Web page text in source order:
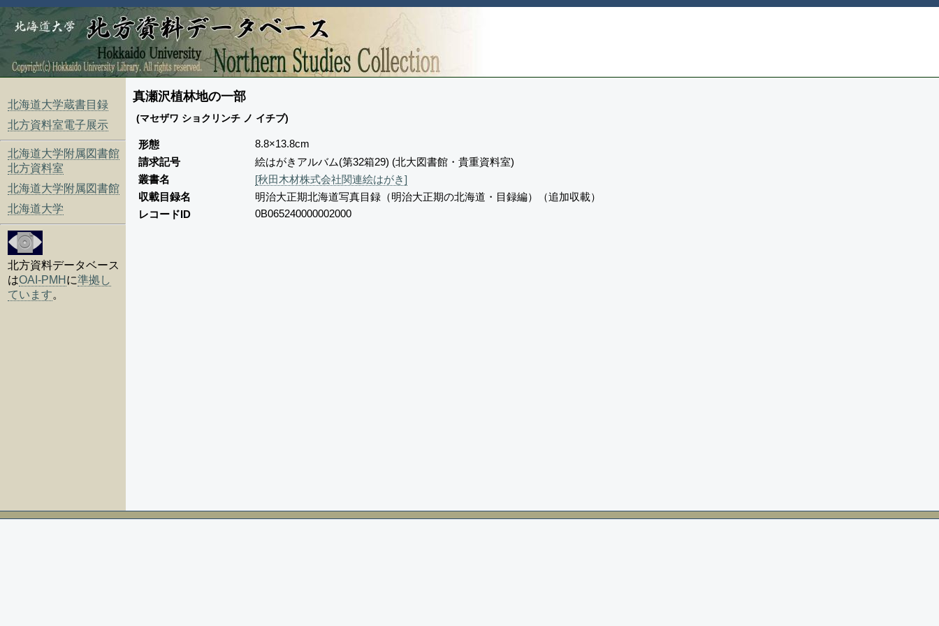
北海道大学蔵書目録
北方資料室電子展示
北海道大学附属図書館
北方資料室
北海道大学附属図書館
北海道大学
北方資料データベース
はOAI-PMH に準拠し
ています。
真瀬沢植林地の一部
(マセザワ ショクリンチ ノ イチブ)
形態
8.8×13.8cm
請求記号
絵はがきアルバム(第32箱29) (北大図書館・貴重資料室)
叢書名
[秋田木材株式会社関連絵はがき]
収載目録名
明治大正期北海道写真目録（明治大正期の北海道・目録編）（追加収載）
レコードID
0B065240000002000